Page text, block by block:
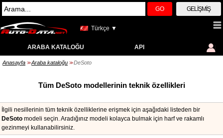
GO GELIŞMIŞ
Türkçe ▼
ARABA KATALOĞU API
Anasayfa >> Araba kataloğu >> DeSoto
Tüm DeSoto modellerinin teknik özellikleri
İlgili nesillerinin tüm teknik özelliklerine erişmek için aşağıdaki listeden bir
DeSoto modeli seçin. Aradığınız modeli kolayca bulmak için harf ve rakamlı
gezinmeyi kullanabilirsiniz.